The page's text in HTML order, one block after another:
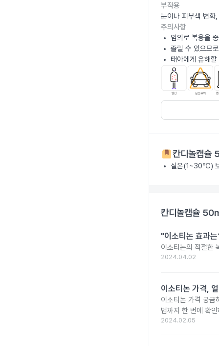
부작용
눈이나 피부색 변화
주의사항
임의로 복용을
졸릴 수 있으므
태아에게 유해
칸디놀캡슐
실온(1~30℃)
칸디놀캡슐
"이소티논 효과
이소티논의 적절한
2024.04.02
이소티논 가격,
이소티논 가격 궁금
법까지 한 번에 확
2024.02.05